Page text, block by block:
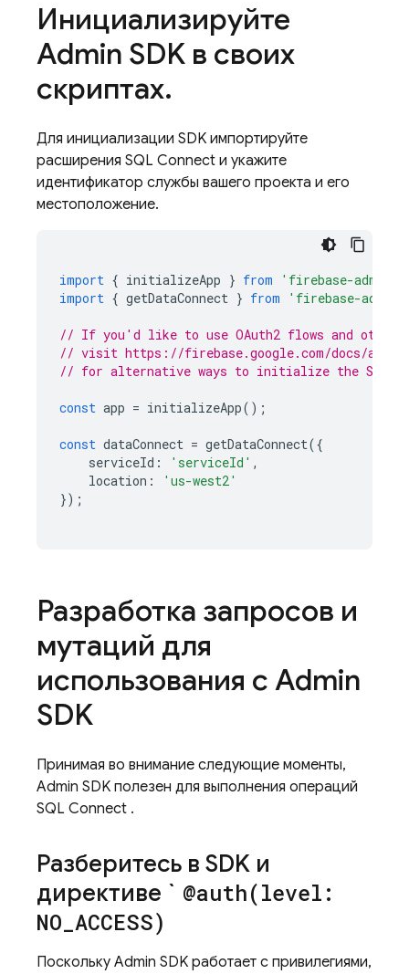
Инициализируйте
Admin SDK в своих
скриптах.
Для инициализации SDK импортируйте
расширения SQL Connect и укажите
идентификатор службы вашего проекта и его
местоположение.
import { initializeApp } from
'firebase-admin/
import { getDataConnect } from 'firebase-
// If you'd like to use OAuth2 flows and
// visit https://firebase.google.com/docs/
// for alternative ways to initialize the SDK.
const app = initializeApp();
const dataConnect = getDataConnect({
serviceId : 'serviceId' ,
location :
'us-west2'
});
Разработка запросов и
мутаций для
использования с Admin
SDK
Принимая во внимание следующие моменты,
Admin SDK полезен для выполнения операций
SQL Connect .
Разберитесь в SDK и
директиве ` @auth(level:
NO ACCESS)
Поскольку Admin SDK работает с привилегиями,